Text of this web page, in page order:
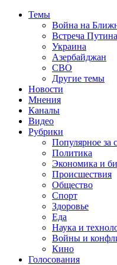
Темы
Война на
Встреча
Украина
Азербайджан
СВО
Другие темы
Новости
Мнения
Каналы
Видео
Рубрики
Популярное за
Политика
Экономика и
Происшествия
Общество
Спорт
Здоровье
Еда
Наука и
Войны и
Кино
Голосования